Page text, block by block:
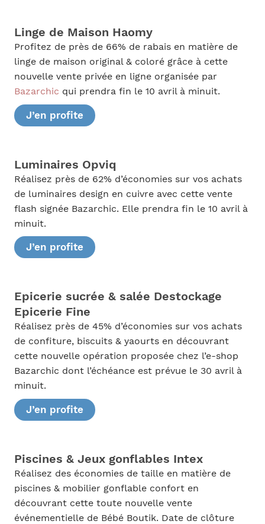
Linge de Maison Haomy
Profitez de près de 66% de rabais en matière de
linge de maison original & coloré grâce à cette
nouvelle vente privée en ligne organisée par
Bazarchic qui prendra fin le 10 avril à minuit.
J’en profite
Luminaires Opviq
Réalisez près de 62% d’économies sur vos achats
de luminaires design en cuivre avec cette vente
flash signée Bazarchic. Elle prendra fin le 10 avril à
minuit.
J’en profite
Epicerie sucrée & salée Destockage
Epicerie Fine
Réalisez près de 45% d’économies sur vos achats
de confiture, biscuits & yaourts en découvrant
cette nouvelle opération proposée chez l’e-shop
Bazarchic dont l’échéance est prévue le 30 avril à
minuit.
J’en profite
Piscines & Jeux gonflables Intex
Réalisez des économies de taille en matière de
piscines & mobilier gonflable confort en
découvrant cette toute nouvelle vente
événementielle de Bébé Boutik. Date de clôture